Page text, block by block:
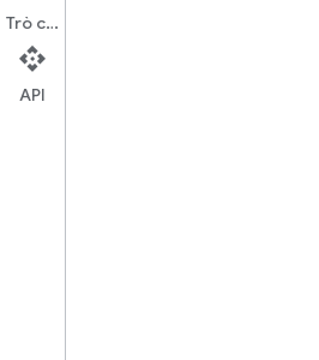
Google sử
Chọn cách tích
Nội dung trong Trung tâm
tích hợp phù hợp để xem
Các công cụ
Trò chuyện
API